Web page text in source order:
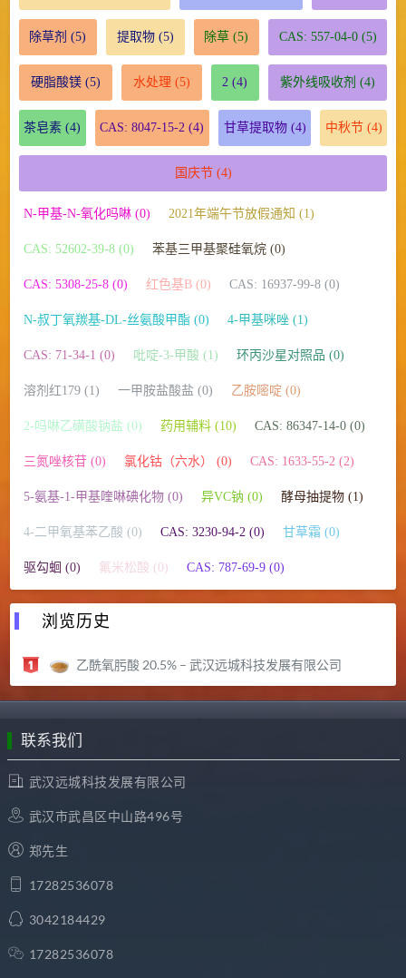
除草剂 (5) 提取物(5) 除草 (5) CAS: 557-04-0(5)
硬脂酸镁(5) 水处理 (5) 2 (4) 紫外线吸收剂 (4)
茶皂素 (4) CAS: 8047-15-2 (4) 甘草提取物(4) 中秋节(4)
国庆节(4)
N-甲基-N-氧化吗啉 (0) 2021年端午节放假通知 (1)
CAS: 52602-39-8 (0) 苯基三甲基聚硅氧烷 (0)
CAS: 5308-25-8 (0) 红色基B (0) CAS: 16937-99-8 (0)
N-叔丁氧羰基-DL-丝氨酸甲酯 (0) 4-甲基咪唑 (1)
CAS: 71-34-1 (0) 吡啶-3-甲酸 (1) 环丙沙星对照品 (0)
溶剂红179 (1) 一甲胺盐酸盐 (0) 乙胺嘧啶 (0)
2-吗啉乙磺酸钠盐 (0) 药用辅料 (10) CAS: 86347-14-0 (0)
三氮唑核苷 (0) 氯化钴（六水） (0) CAS: 1633-55-2 (2)
5-氨基-1-甲基喹啉碘化物 (0) 异VC钠 (0) 酵母抽提物 (1)
4-二甲氧基苯乙酸 (0) CAS: 3230-94-2 (0) 甘草霜 (0)
驱勾蛔 (0) 氟米松酸 (0) CAS: 787-69-9 (0)
浏览历史
乙酰氧肟酸 20.5% – 武汉远城科技发展有限公司
联系我们
武汉远城科技发展有限公司
武汉市武昌区中山路496号
郑先生
17282536078
3042184429
17282536078